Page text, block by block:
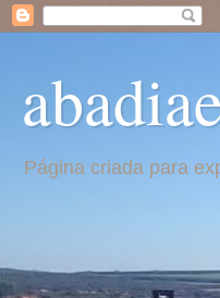
Página criada para